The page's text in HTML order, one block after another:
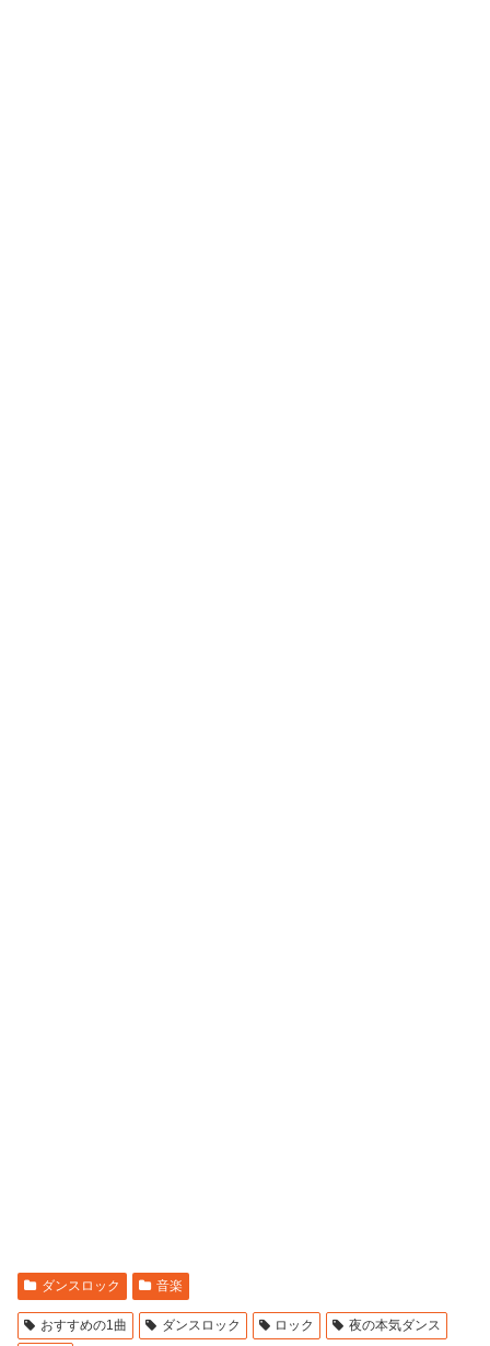
ダンスロック 音楽
おすすめの1曲 ダンスロック ロック 夜の本気ダンス